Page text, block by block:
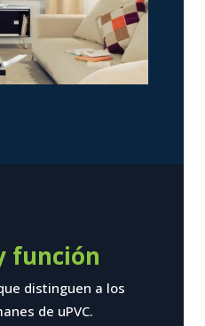
función
distinguen a los
de uPVC.